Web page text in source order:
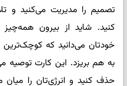
تصمیم را مدیریت می‌کنید و
کنید. شاید از بیرون
خودتان می‌دانید که کوچک‌ترین
به هم بریزد. این کارت توصیه
حذف کنید و انرژی‌تان را